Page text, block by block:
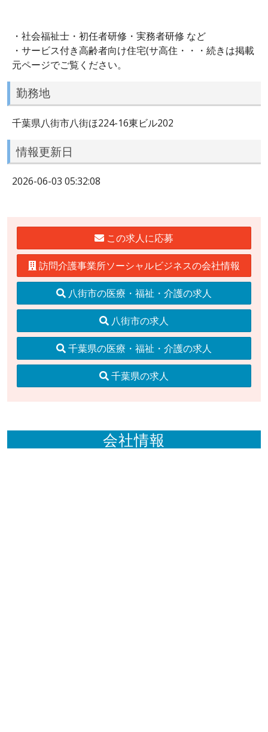
・社会福祉士・初任者研修・実務者研修 など
・サービス付き高齢者向け住宅(サ高住・・・続きは掲載
元ページでご覧ください。
勤務地
千葉県八街市八街ほ224-16東ビル202
情報更新日
2026-06-03 05:32:08
この求人に応募
訪問介護事業所ソーシャルビジネスの会社情報
八街市の医療・福祉・介護の求人
八街市の求人
千葉県の医療・福祉・介護の求人
千葉県の求人
会社情報